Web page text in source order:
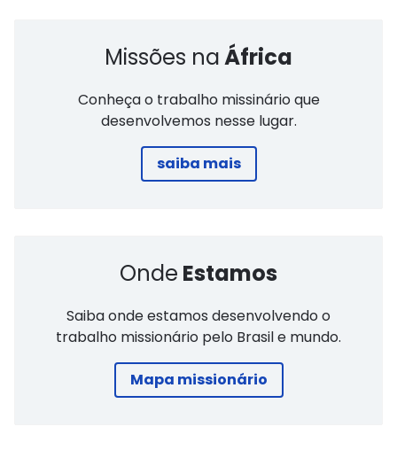
Missões naÁfrica
Conheça o trabalho missinário que
desenvolvemos nesse lugar.
saiba mais
Onde Estamos
Saiba onde estamos desenvolvendo o
trabalho missionário pelo Brasil e mundo.
Mapa missionário